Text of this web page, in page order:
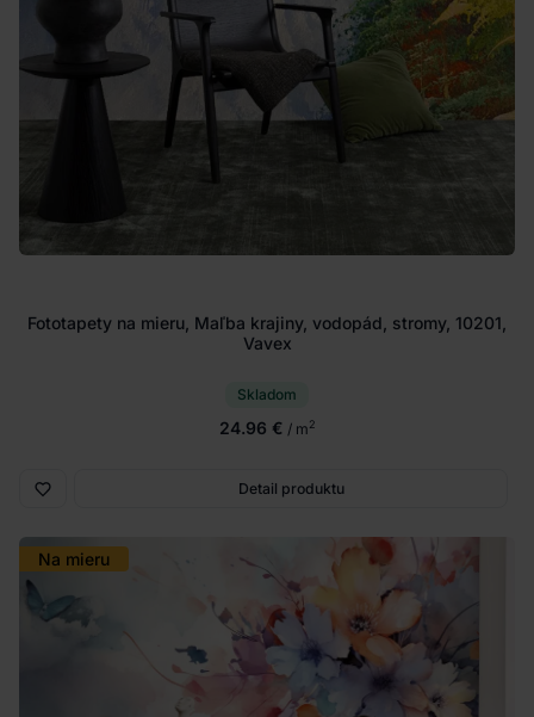
Fototapety na mieru, Maľba krajiny, vodopád, stromy, 10201,
Vavex
Skladom
24.96 € / m2
Detail produktu
Na mieru